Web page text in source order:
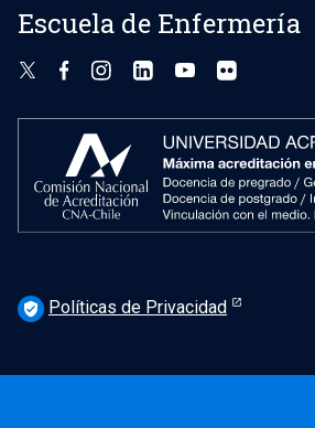
Escuela de Enfermería
verified_user Políticas de Privacidad